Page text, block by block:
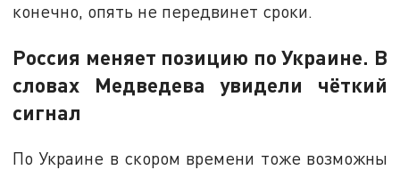
конечно, опять не передвинет сроки.
Россия меняет позицию по Украине. В
словах Медведева увидели чёткий
сигнал
По Украине в скором времени тоже возможны